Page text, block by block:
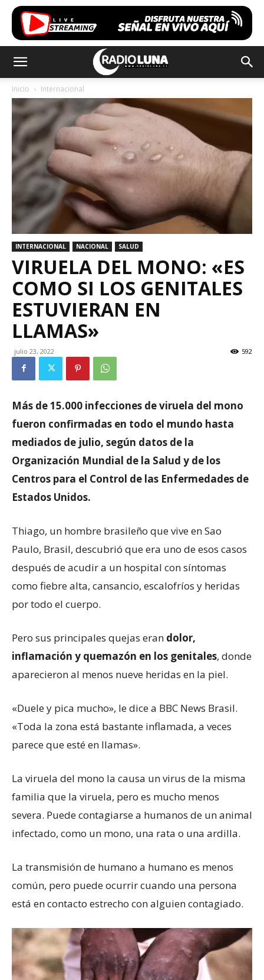
Inicio Internacional
INTERNACIONAL NACIONAL SALUD
VIRUELA DEL MONO: «ES
COMO SI LOS GENITALES
ESTUVIERAN EN
LLAMAS»
julio 23, 2022 592
Más de 15.000 infecciones de viruela del mono
fueron confirmadas en todo el mundo hasta
mediados de julio, según datos de la
Organización Mundial de la Salud y de los
Centros para el Control de las Enfermedades de
Estados Unidos.
Thiago, un hombre brasileño que vive en Sao
Paulo, Brasil, descubrió que era uno de esos casos
después de acudir a un hospital con síntomas
como fiebre alta, cansancio, escalofríos y heridas
por todo el cuerpo.
Pero sus principales quejas eran dolor,
inflamación y quemazón en los genitales, donde
aparecieron al menos nueve heridas en la piel.
«Duele y pica mucho», le dice a BBC News Brasil.
«Toda la zona está bastante inflamada, a veces
parece que esté en llamas».
La viruela del mono la causa un virus de la misma
familia que la viruela, pero es mucho menos
severa. Puede contagiarse a humanos de un animal
infectado, como un mono, una rata o una ardilla.
La transmisión de humano a humano es menos
común, pero puede ocurrir cuando una persona
está en contacto estrecho con alguien contagiado.